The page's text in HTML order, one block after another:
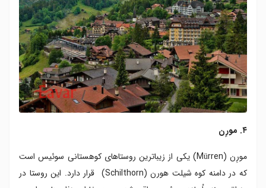
۴. مورِن
مورِن (Mürren) یکی از زیباترین روستاهای کوهستانی سوئیس است
که در دامنه کوه شیلت هورن (Schilthorn) قرار دارد. این روستا در